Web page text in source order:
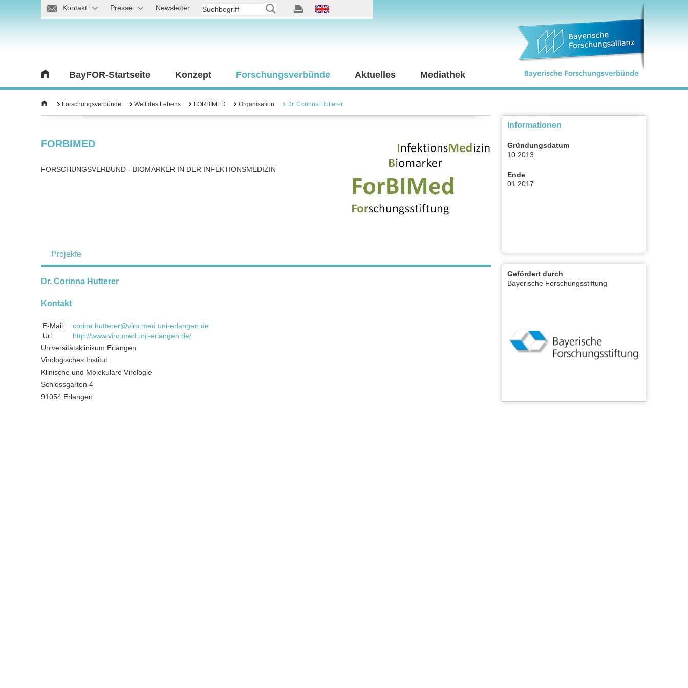
Kontakt Presse Newsletter
BayFOR-Startseite Konzept Forschungsverbünde Aktuelles Mediathek
Forschungsverbünde Welt des Lebens FORBIMED Organisation Dr. Corinna Hutterer
FORBIMED
FORSCHUNGSVERBUND - BIOMARKER IN DER INFEKTIONSMEDIZIN
Projekte
Dr. Corinna Hutterer
Kontakt
E-Mail:
corina.hutterer@viro.med.uni-erlangen.de
Url:
http://www.viro.med.uni-erlangen.de/
Universitätsklinikum Erlangen
Virologisches Institut
Klinische und Molekulare Virologie
Schlossgarten 4
91054 Erlangen
Informationen
Gründungsdatum
10.2013
Ende
01.2017
Gefördert durch
Bayerische Forschungsstiftung